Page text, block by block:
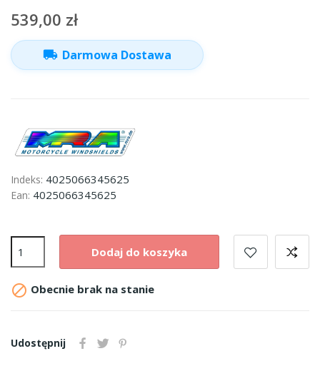
539,00 zł
local_shipping Darmowa Dostawa
Indeks: 4025066345625
Ean: 4025066345625
Dodaj do koszyka
 Obecnie brak na stanie
Udostępnij